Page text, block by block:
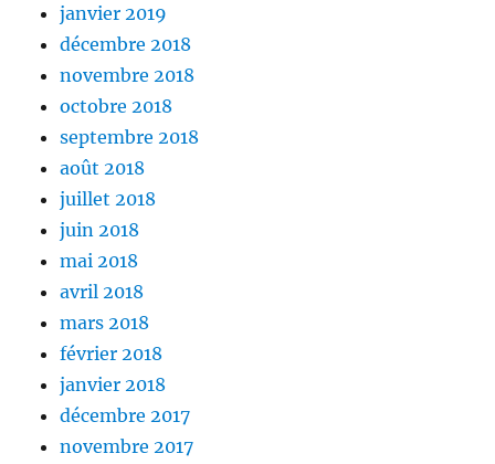
janvier 2019
décembre 2018
novembre 2018
octobre 2018
septembre 2018
août 2018
juillet 2018
juin 2018
mai 2018
avril 2018
mars 2018
février 2018
janvier 2018
décembre 2017
novembre 2017